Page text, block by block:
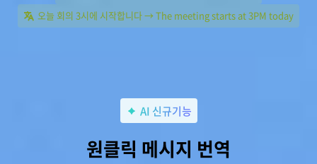
오늘 회의 3시에 시작합니다 → The meeting starts at 3PM today
AI 신규기능
원클릭 메시지 번역